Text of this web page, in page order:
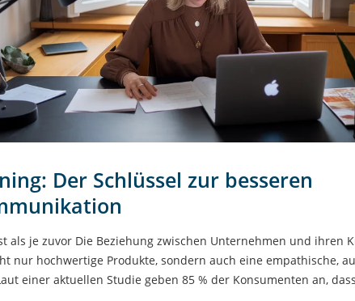
Der Schlüssel zur besseren
als je zuvor Die Beziehung zwischen Unternehmen und ihren
nur hochwertige Produkte, sondern auch eine empathische,
einer aktuellen Studie geben 85 % der Konsumenten an,